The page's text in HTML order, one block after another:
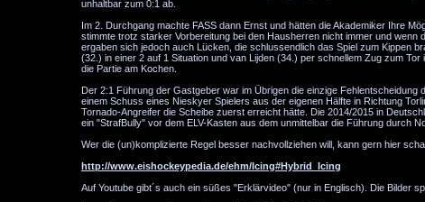
unhaltbar zum 0:1 ab.
Im 2. Durchgang machte FASS dann Ernst und hätten die Akademiker Ihre
stimmte trotz starker Vorbereitung bei den Hausherren nicht immer und
ergaben sich jedoch auch Lücken, die schlussendlich das Spiel zum Kippen
(32.) in einer 2 auf 1 Situation und van Lijden (34.) per schnellem Zug zum
die Partie am Kochen.
Der 2:1 Führung der Gastgeber war im Übrigen die einzige
einem Schuss eines Nieskyer Spielers aus der eigenen Hälfte in Richtung
Tornado-Angreifer die Scheibe zuerst erreicht hätte. Die 2014/2015 in
ein "StrafBully" vor dem ELV-Kasten aus dem unmittelbar die Führung durch
Wer die (un)komplizierte Regel besser nachvollziehen will, kann gern hier
http://www.eishockeypedia.de/ehm/Icing#Hybrid_Icing
Auf Youtube gibt´s auch ein süßes "Erklärvideo" (nur in Englisch). Die Bilder